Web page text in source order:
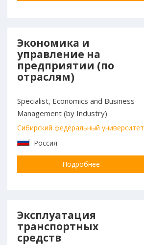
Экономика и
управление на
предприятии (по
отраслям)
Specialist, Economics and Business
Management (by Industry)
Сибирский федеральный университет
Россия
Подробнее
Эксплуатация
транспортных
средств